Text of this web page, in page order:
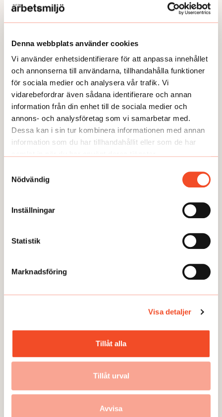
Denna webbplats använder cookies
Vi använder enhetsidentifierare för att anpassa innehållet
och annonserna till användarna, tillhandahålla funktioner
för sociala medier och analysera vår trafik. Vi
vidarebefordrar även sådana identifierare och annan
information från din enhet till de sociala medier och
annons- och analysföretag som vi samarbetar med.
Dessa kan i sin tur kombinera informationen med annan
information som du har tillhandahållit eller som de har
Nödvändig
Inställningar
Statistik
Marknadsföring
Visa detaljer
Tillåt alla
Tillåt urval
Avvisa
Utmattningssyndrom –
F43.8A – försvinner
TEMA Konstant
GUIDEN
6 steg: Anpassa vid psykisk ohälsa
Publicerad:2025-01-13